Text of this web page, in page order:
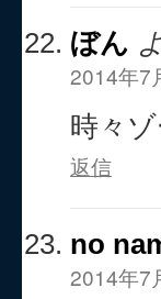
ぼん
2014年7
時々
返信
no
2014年7